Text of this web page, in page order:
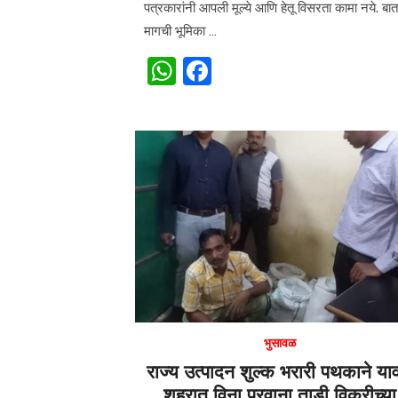
पत्रकारांनी आपली मूल्ये आणि हेतू विसरता कामा नये.
मागची भूमिका …
W
at
s
p
p
c
e
b
o
o
k
भुसावळ
राज्य उत्पादन शुल्क भरारी पथकाने